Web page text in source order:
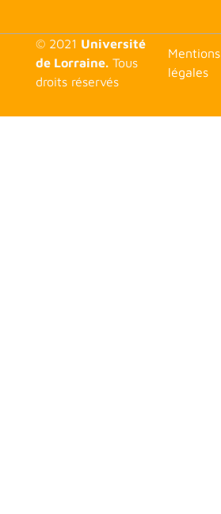
© 2021 Université
de Lorraine.Tous
droits réservés
<none>
Mentions
légales